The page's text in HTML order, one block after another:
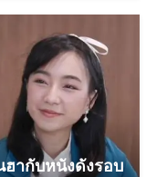
ฮากับหนังดังรอบ